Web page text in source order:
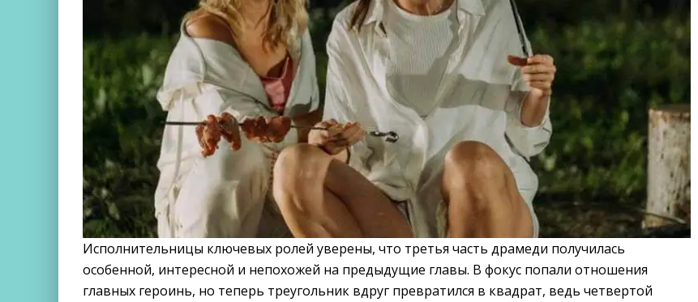
Исполнительницы ключевых ролей уверены, что третья часть драмеди получилась
особенной, интересной и непохожей на предыдущие главы. В фокус попали отношения
главных героинь, но теперь треугольник вдруг превратился в квадрат, ведь четвертой